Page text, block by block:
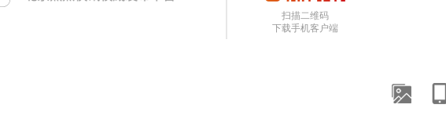
影城正式挂牌为长征研学影城，专题展览也将长期放置，作为中央红军长征出发
化展示点。国家积极推动“电影+”融合发展，鼓励影院从单一的放映场所升级为
城不再只是观影场所，更成为一个可感知、可触摸的公共文化空间，持续为公
扫描二维码
下载手机客户端